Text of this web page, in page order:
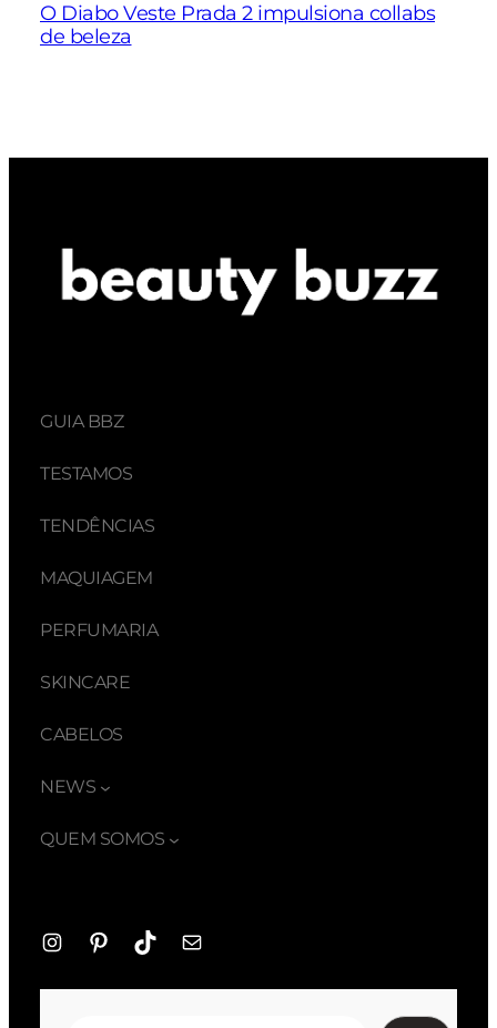
O Diabo Veste Prada 2 impulsiona collabs
de beleza
GUIA BBZ
TESTAMOS
TENDÊNCIAS
MAQUIAGEM
PERFUMARIA
SKINCARE
CABELOS
NEWS
QUEM SOMOS
InstagramPinterestTikTokE-